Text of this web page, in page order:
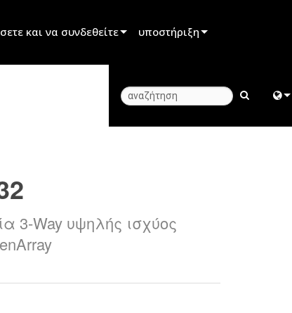
και να συνδεθείτε υποστήριξη
Κέντρο βοήθειας 24/7
Λήψεις
3-Way υψηλής ισχύος